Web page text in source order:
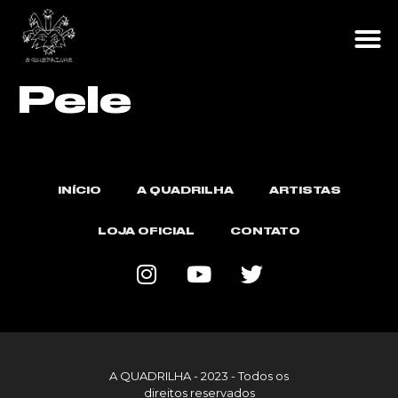
Pele
INÍCIO A QUADRILHA ARTISTAS
LOJA OFICIAL CONTATO
A QUADRILHA - 2023 - Todos os
direitos reservados